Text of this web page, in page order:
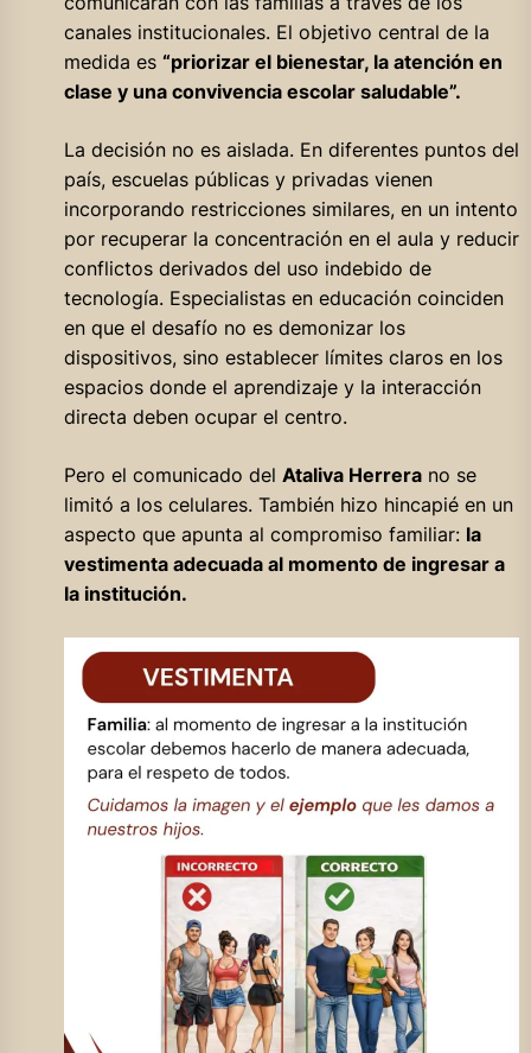
canales institucionales. El objetivo central de la
medida es “priorizar el bienestar, la atención en
clase y una convivencia escolar saludable”.
La decisión no es aislada. En diferentes puntos del
país, escuelas públicas y privadas vienen
incorporando restricciones similares, en un intento
por recuperar la concentración en el aula y reducir
conflictos derivados del uso indebido de
tecnología. Especialistas en educación coinciden
en que el desafío no es demonizar los
dispositivos, sino establecer límites claros en los
espacios donde el aprendizaje y la interacción
directa deben ocupar el centro.
Pero el comunicado del Ataliva Herrerano se
limitó a los celulares. También hizo hincapié en un
aspecto que apunta al compromiso familiar: la
vestimenta adecuada al momento de ingresar a
la institución.